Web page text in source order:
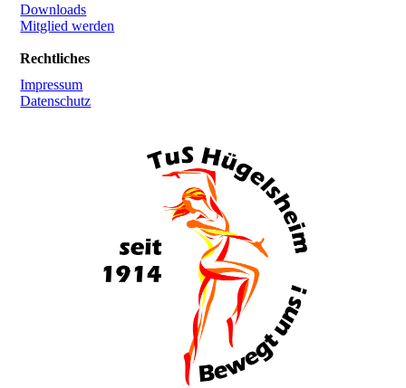
Downloads
Mitglied werden
Rechtliches
Impressum
Datenschutz